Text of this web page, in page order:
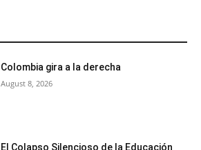
Colombia gira a la derecha
August 8, 2026
El Colapso Silencioso de la Educación